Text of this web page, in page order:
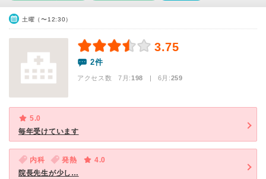
土曜（〜12:30）
3.75
2件
アクセス数 7月:198 | 6月:259
5.0
毎年受けています
内科 発熱
4.0
院長先生が少し…